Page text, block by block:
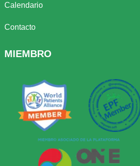
Calendario
Contacto
MIEMBRO